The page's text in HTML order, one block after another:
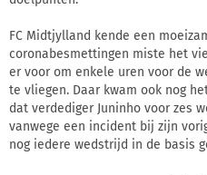
FC Midtjylland kende een
coronabesmettingen miste het
er voor om enkele uren voor de
te vliegen. Daar kwam ook nog
dat verdediger Juninho voor zes
vanwege een incident bij zijn
nog iedere wedstrijd in de basis